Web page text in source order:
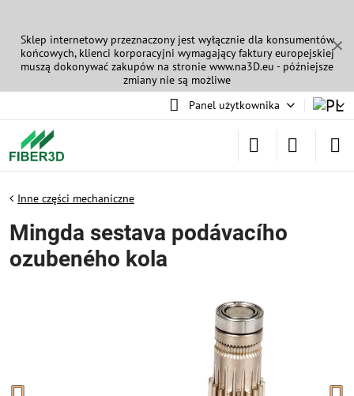
✕
Sklep internetowy przeznaczony jest wyłącznie dla konsumentów
końcowych, klienci korporacyjni wymagający faktury europejskiej
muszą dokonywać zakupów na stronie www.na3D.eu - późniejsze
zmiany nie są możliwe
Panel użytkownika
Inne części mechaniczne
Mingda sestava podávacího
ozubeného kola